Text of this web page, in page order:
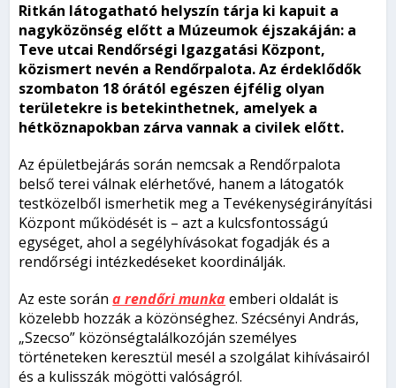
Ritkán látogatható helyszín tárja ki kapuit a
nagyközönség előtt a Múzeumok éjszakáján: a
Teve utcai Rendőrségi Igazgatási Központ,
közismert nevén a Rendőrpalota. Az érdeklődők
szombaton 18 órától egészen éjfélig olyan
területekre is betekinthetnek, amelyek a
hétköznapokban zárva vannak a civilek előtt.
Az épületbejárás során nemcsak a Rendőrpalota
belső terei válnak elérhetővé, hanem a látogatók
testközelből ismerhetik meg a Tevékenységirányítási
Központ működését is – azt a kulcsfontosságú
egységet, ahol a segélyhívásokat fogadják és a
rendőrségi intézkedéseket koordinálják.
Az este sorána rendőri munkaemberi oldalát is
közelebb hozzák a közönséghez. Szécsényi András,
„Szecso” közönségtalálkozóján személyes
történeteken keresztül mesél a szolgálat kihívásairól
és a kulisszák mögötti valóságról.